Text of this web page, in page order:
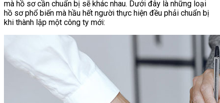
mà hồ sơ cần chuẩn bị sẽ khác nhau. Dưới đây là những loại
hồ sơ phổ biến mà hầu hết người thực hiện đều phải chuẩn bị
khi thành lập một công ty mới: